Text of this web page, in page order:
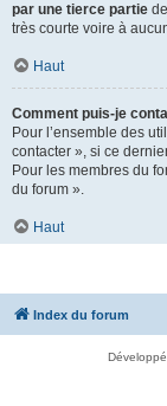
par une tierce partie
très courte voire à
Haut
Comment puis-je
Pour l’ensemble des
contacter », si ce
Pour les membres du
du forum ».
Haut
Index du forum